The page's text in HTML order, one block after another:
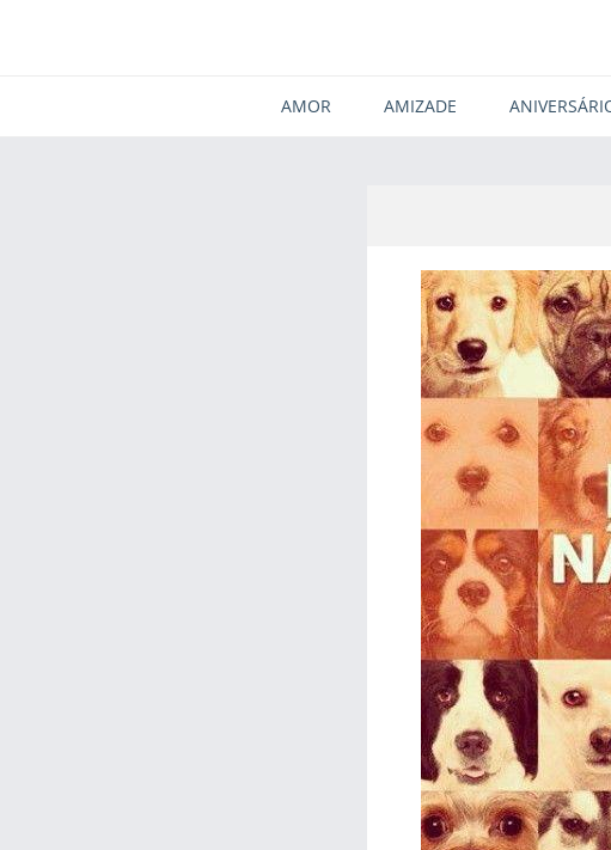
AMOR AMIZADE